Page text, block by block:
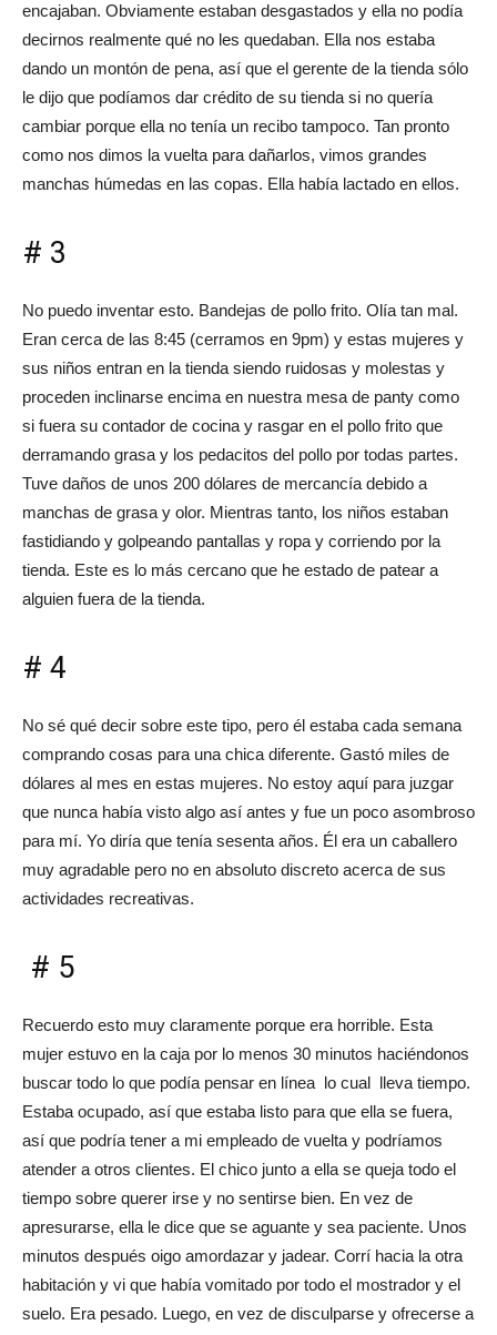
encajaban. Obviamente estaban desgastados y ella no podía
decirnos realmente qué no les quedaban. Ella nos estaba
dando un montón de pena, así que el gerente de la tienda sólo
le dijo que podíamos dar crédito de su tienda si no quería
cambiar porque ella no tenía un recibo tampoco. Tan pronto
como nos dimos la vuelta para dañarlos, vimos grandes
manchas húmedas en las copas. Ella había lactado en ellos.
# 3
No puedo inventar esto. Bandejas de pollo frito. Olía tan mal.
Eran cerca de las 8:45 (cerramos en 9pm) y estas mujeres y
sus niños entran en la tienda siendo ruidosas y molestas y
proceden inclinarse encima en nuestra mesa de panty como
si fuera su contador de cocina y rasgar en el pollo frito que
derramando grasa y los pedacitos del pollo por todas partes.
Tuve daños de unos 200 dólares de mercancía debido a
manchas de grasa y olor. Mientras tanto, los niños estaban
fastidiando y golpeando pantallas y ropa y corriendo por la
tienda. Este es lo más cercano que he estado de patear a
alguien fuera de la tienda.
# 4
No sé qué decir sobre este tipo, pero él estaba cada semana
comprando cosas para una chica diferente. Gastó miles de
dólares al mes en estas mujeres. No estoy aquí para juzgar
que nunca había visto algo así antes y fue un poco asombroso
para mí. Yo diría que tenía sesenta años. Él era un caballero
muy agradable pero no en absoluto discreto acerca de sus
actividades recreativas.
# 5
Recuerdo esto muy claramente porque era horrible. Esta
mujer estuvo en la caja por lo menos 30 minutos haciéndonos
buscar todo lo que podía pensar en línea lo cual lleva tiempo.
Estaba ocupado, así que estaba listo para que ella se fuera,
así que podría tener a mi empleado de vuelta y podríamos
atender a otros clientes. El chico junto a ella se queja todo el
tiempo sobre querer irse y no sentirse bien. En vez de
apresurarse, ella le dice que se aguante y sea paciente. Unos
minutos después oigo amordazar y jadear. Corrí hacia la otra
habitación y vi que había vomitado por todo el mostrador y el
suelo. Era pesado. Luego, en vez de disculparse y ofrecerse a